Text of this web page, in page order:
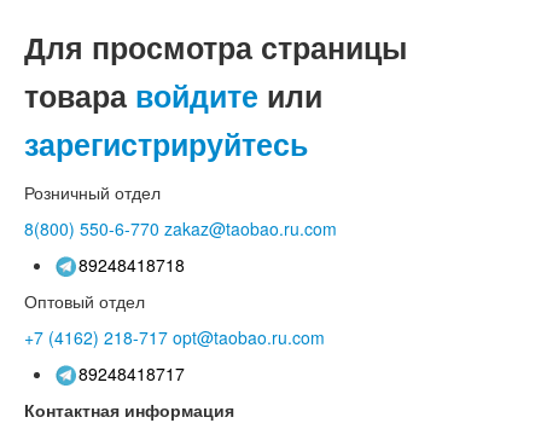
Для просмотра страницы
товара войдите или
зарегистрируйтесь
Розничный отдел
8(800) 550-6-770 zakaz@taobao.ru.com
89248418718
Оптовый отдел
+7 (4162) 218-717 opt@taobao.ru.com
89248418717
Контактная информация